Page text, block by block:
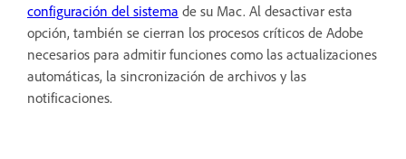
configuración del sistema de su Mac. Al desactivar esta
opción, también se cierran los procesos críticos de Adobe
necesarios para admitir funciones como las actualizaciones
automáticas, la sincronización de archivos y las
notificaciones.